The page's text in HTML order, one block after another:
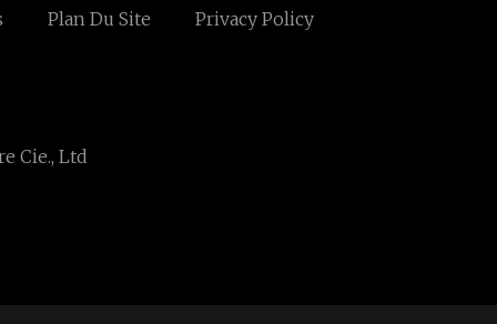
Plan Du Site Privacy Policy
Cie., Ltd